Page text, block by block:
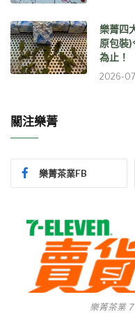
樂菁四
原包裝
為止！
2026-
關注樂菁
樂菁茶業FB
樂菁茶業